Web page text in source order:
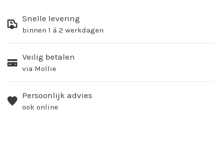
Snelle levering
binnen 1 á 2 werkdagen
Veilig betalen
via Mollie
Persoonlijk advies
ook online